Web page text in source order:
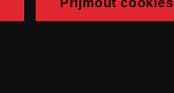
Přijmout cookies